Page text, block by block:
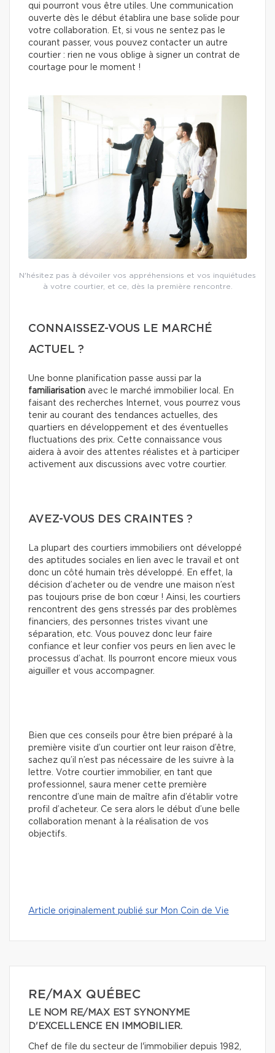
qui pourront vous être utiles. Une communication
ouverte dès le début établira une base solide pour
votre collaboration. Et, si vous ne sentez pas le
courant passer, vous pouvez contacter un autre
courtier : rien ne vous oblige à signer un contrat de
courtage pour le moment !
N'hésitez pas à dévoiler vos appréhensions et vos inquiétudes
à votre courtier, et ce, dès la première rencontre.
CONNAISSEZ-VOUS LE MARCHÉ
ACTUEL ?
Une bonne planification passe aussi par la
familiarisation avec le marché immobilier local. En
faisant des recherches Internet, vous pourrez vous
tenir au courant des tendances actuelles, des
quartiers en développement et des éventuelles
fluctuations des prix. Cette connaissance vous
aidera à avoir des attentes réalistes et à participer
activement aux discussions avec votre courtier.
AVEZ-VOUS DES CRAINTES ?
La plupart des courtiers immobiliers ont développé
des aptitudes sociales en lien avec le travail et ont
donc un côté humain très développé. En effet, la
décision d’acheter ou de vendre une maison n’est
pas toujours prise de bon cœur ! Ainsi, les courtiers
rencontrent des gens stressés par des problèmes
financiers, des personnes tristes vivant une
séparation, etc. Vous pouvez donc leur faire
confiance et leur confier vos peurs en lien avec le
processus d’achat. Ils pourront encore mieux vous
aiguiller et vous accompagner.
Bien que ces conseils pour être bien préparé à la
première visite d’un courtier ont leur raison d’être,
sachez qu’il n’est pas nécessaire de les suivre à la
lettre. Votre courtier immobilier, en tant que
professionnel, saura mener cette première
rencontre d’une main de maître afin d’établir votre
profil d’acheteur. Ce sera alors le début d’une belle
collaboration menant à la réalisation de vos
objectifs.
Article originalement publié sur Mon Coin de Vie
RE/MAX QUÉBEC
LE NOM RE/MAX EST SYNONYME
D'EXCELLENCE EN IMMOBILIER.
Chef de file du secteur de l'immobilier depuis 1982,